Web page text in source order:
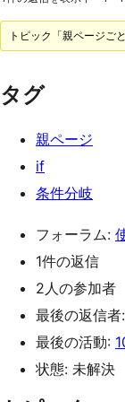
トピック「親ページご
タグ
親ページ
if
条件分岐
フォーラム:
1件の返信
2人の参加者
最後の返信者:
最後の活動:
状態: 未解決